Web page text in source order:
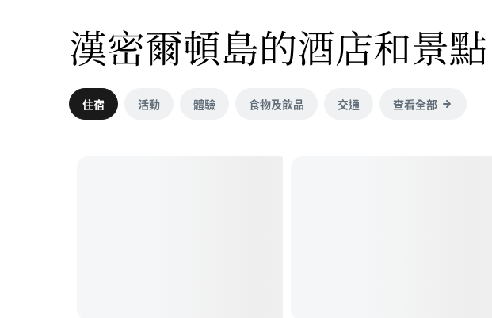
漢密爾頓島的酒店和景點
住宿 活動 體驗 食物及飲品 交通 查看全部